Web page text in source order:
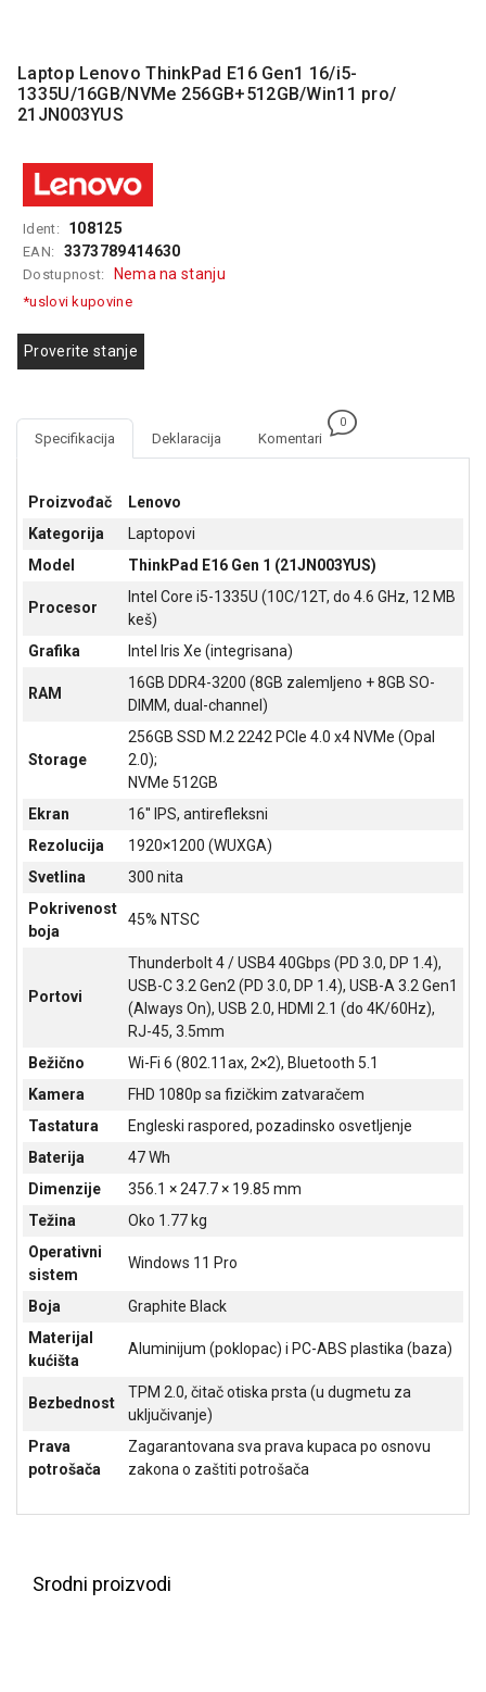
RAČUNARSKE
KOMPONENTE
GAMING
EELEKTRO
ZAŠTITA
SOLARNI
MREŽNA
ŠTAMPAČI,
I KAMERE
NAVIGACIJE
VIDEO
SIGURNOSNA
SOFTWARE
ADAPTERI
KANCELARIJSKI
SVE
BICIKLE
FITNES
BAŠTA
KRIPTO
Laptop Lenovo ThinkPad E16 Gen1 16/i5-
1335U/16GB/NVMe 256GB+512GB/Win11 pro/
21JN003YUS
Ident: 108125
EAN: 3373789414630
Dostupnost: Nema na stanju
*uslovi kupovine
Proverite stanje
Specifikacija Deklaracija Komentari
0
Proizvođač
Lenovo
Kategorija
Laptopovi
Model
ThinkPad E16 Gen 1 (21JN003YUS)
Procesor
Intel Core i5-1335U (10C/12T, do 4.6 GHz, 12 MB
keš)
Grafika
Intel Iris Xe (integrisana)
RAM
16GB DDR4-3200 (8GB zalemljeno + 8GB SO-
DIMM, dual-channel)
Storage
256GB SSD M.2 2242 PCIe 4.0 x4 NVMe (Opal
2.0);
NVMe 512GB
Ekran
16'' IPS, antirefleksni
Rezolucija
1920×1200 (WUXGA)
Svetlina
300 nita
Pokrivenost
boja
45% NTSC
Portovi
Thunderbolt 4 / USB4 40Gbps (PD 3.0, DP 1.4),
USB-C 3.2 Gen2 (PD 3.0, DP 1.4), USB-A 3.2 Gen1
(Always On), USB 2.0, HDMI 2.1 (do 4K/60Hz),
RJ-45, 3.5mm
Bežično
Wi-Fi 6 (802.11ax, 2×2), Bluetooth 5.1
Kamera
FHD 1080p sa fizičkim zatvaračem
Tastatura
Engleski raspored, pozadinsko osvetljenje
Baterija
47 Wh
Dimenzije
356.1 × 247.7 × 19.85 mm
Težina
Oko 1.77 kg
Operativni
sistem
Windows 11 Pro
Boja
Graphite Black
Materijal
kućišta
Aluminijum (poklopac) i PC-ABS plastika (baza)
Bezbednost
TPM 2.0, čitač otiska prsta (u dugmetu za
uključivanje)
Prava
potrošača
Zagarantovana sva prava kupaca po osnovu
zakona o zaštiti potrošača
Srodni proizvodi